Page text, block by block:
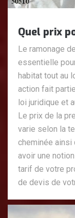
Quel prix
Le ramonage
essentielle
habitat tout au
action fait
loi juridique et
Le prix de la
varie selon la
cheminée ainsi
avoir une
tarif de votre
de devis de